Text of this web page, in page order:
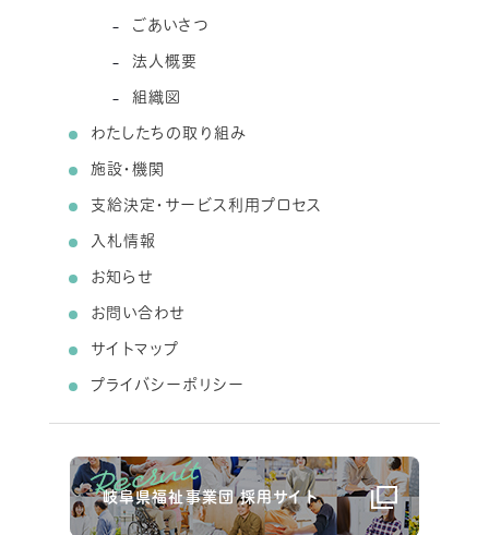
ごあいさつ
法人概要
組織図
わたしたちの取り組み
施設・機関
支給決定・サービス利用プロセス
入札情報
お知らせ
お問い合わせ
サイトマップ
プライバシーポリシー
岐阜県福祉事業団 採用サイト